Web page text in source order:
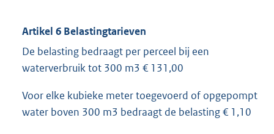
Artikel 6 Belastingtarieven
De belasting bedraagt per perceel bij een
waterverbruik tot 300 m3 € 131,00
Voor elke kubieke meter toegevoerd of opgepompt
water boven 300 m3 bedraagt de belasting € 1,10